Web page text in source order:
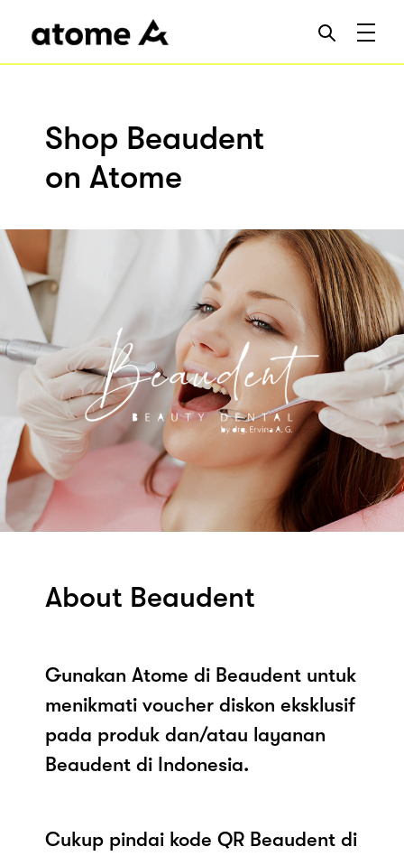
Shop Beaudent
on Atome
About Beaudent
Gunakan Atome di Beaudent untuk
menikmati voucher diskon eksklusif
pada produk dan/atau layanan
Beaudent di Indonesia.
Cukup pindai kode QR Beaudent di